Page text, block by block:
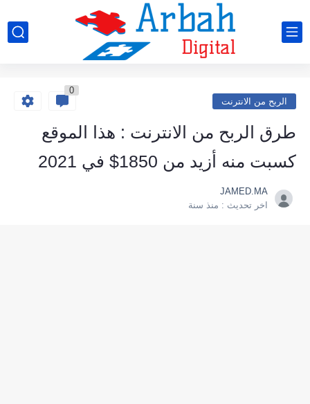
الربح من الانترنت
0
طرق الربح من الانترنت : هذا الموقع
كسبت منه أزيد من 1850$ في 2021
JAMED.MA
اخر تحديث : منذ سنة